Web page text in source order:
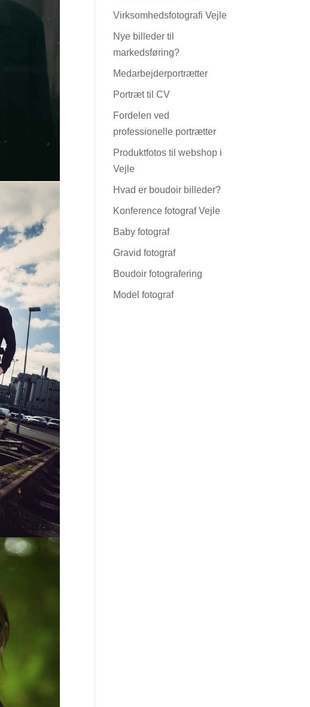
Virksomhedsfotografi Vejle
Nye billeder til
markedsføring?
Medarbejderportrætter
Portræt til CV
Fordelen ved
professionelle portrætter
Produktfotos til webshop i
Vejle
Hvad er boudoir billeder?
Konference fotograf Vejle
Baby fotograf
Gravid fotograf
Boudoir fotografering
Model fotograf